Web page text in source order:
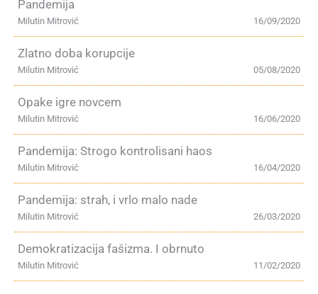
Pandemija
16/09/2020
Milutin Mitrović
Zlatno doba korupcije
05/08/2020
Milutin Mitrović
Opake igre novcem
16/06/2020
Milutin Mitrović
Pandemija: Strogo kontrolisani haos
16/04/2020
Milutin Mitrović
Pandemija: strah, i vrlo malo nade
26/03/2020
Milutin Mitrović
Demokratizacija fašizma. I obrnuto
11/02/2020
Milutin Mitrović